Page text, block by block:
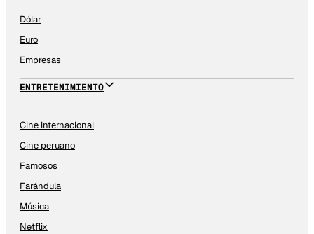
Dólar
Euro
Empresas
ENTRETENIMIENTO
Cine internacional
Cine peruano
Famosos
Farándula
Música
Netflix